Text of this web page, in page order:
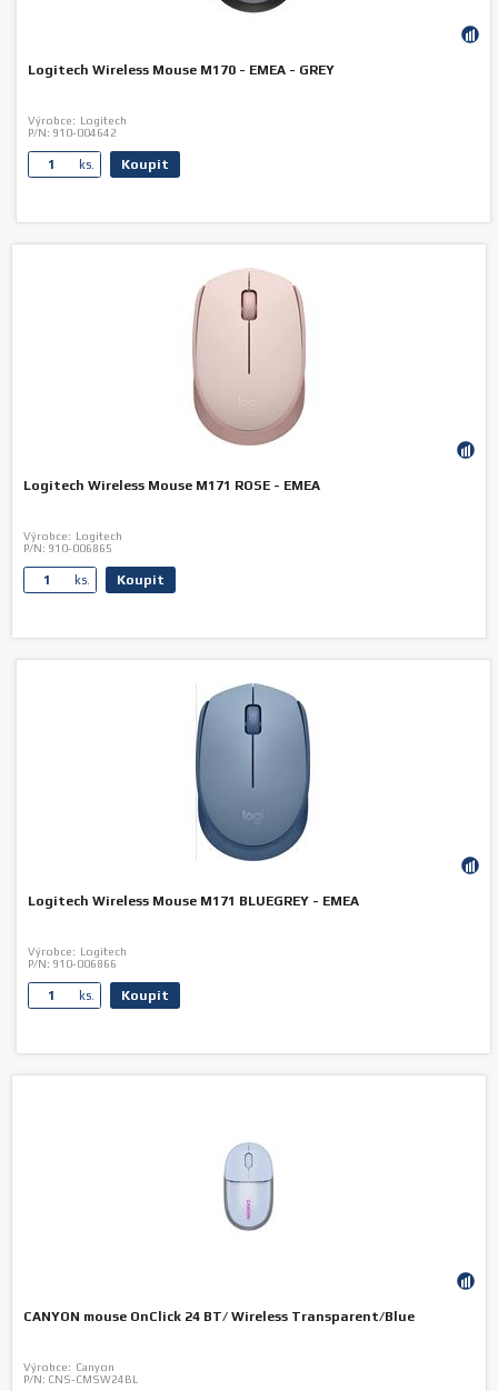
Logitech Wireless Mouse M170 - EMEA - GREY
Výrobce: Logitech
P/N: 910-004642
ks. Koupit
Logitech Wireless Mouse M171 ROSE - EMEA
Výrobce: Logitech
P/N: 910-006865
ks. Koupit
Logitech Wireless Mouse M171 BLUEGREY - EMEA
Výrobce: Logitech
P/N: 910-006866
ks. Koupit
CANYON mouse OnClick 24 BT/ Wireless Transparent/Blue
Výrobce: Canyon
P/N: CNS-CMSW24BL